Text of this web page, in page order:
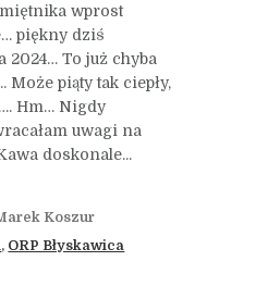
wprost
piękny dziś
2024… To już chyba
Może piąty tak ciepły,
Hm… Nigdy
uwagi na
doskonale...
Koszur
, ORP Błyskawica